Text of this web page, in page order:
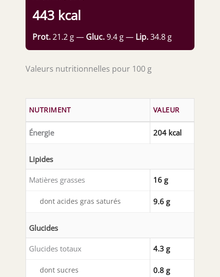
443 kcal
Prot.21.2 g — Gluc.9.4 g — Lip.34.8 g
Valeurs nutritionnelles pour 100 g
NUTRIMENT VALEUR
Énergie 204 kcal
Lipides
Matières grasses 16 g
dont acides gras saturés 9.6 g
Glucides
Glucides totaux 4.3 g
dont sucres 0.8 g